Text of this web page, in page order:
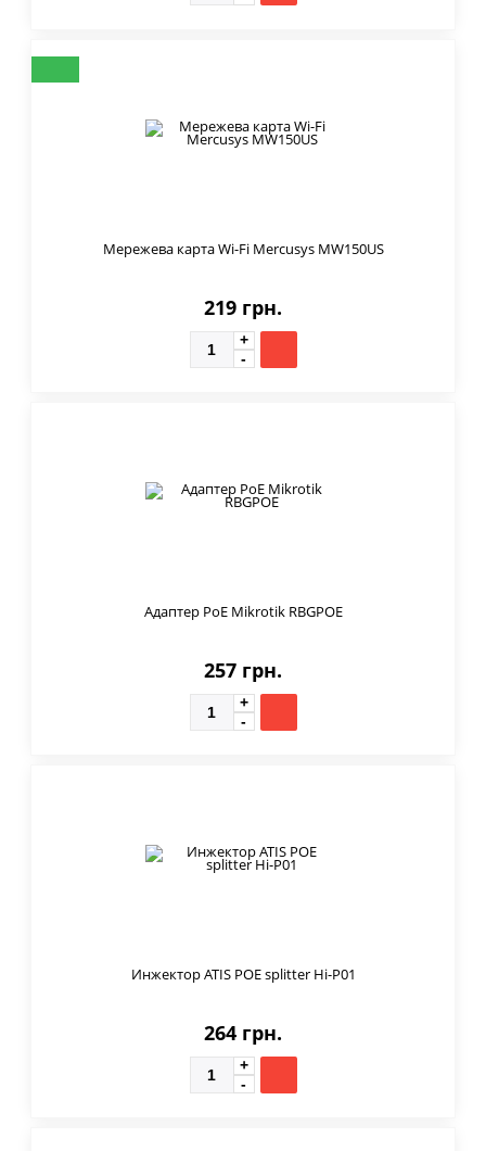
Мережева карта Wi-Fi Mercusys MW150US
219 грн.
Адаптер PoE Mikrotik RBGPOE
257 грн.
Инжектор ATIS POE splitter Hi-P01
264 грн.